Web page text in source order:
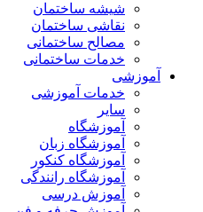
شیشه ساختمان
نقاشی ساختمان
مصالح ساختمانی
خدمات ساختمانی
آموزشی
خدمات آموزشی
سایر
آموزشگاه
آموزشگاه زبان
آموزشگاه کنکور
آموزشگاه رانندگی
آموزش درسی